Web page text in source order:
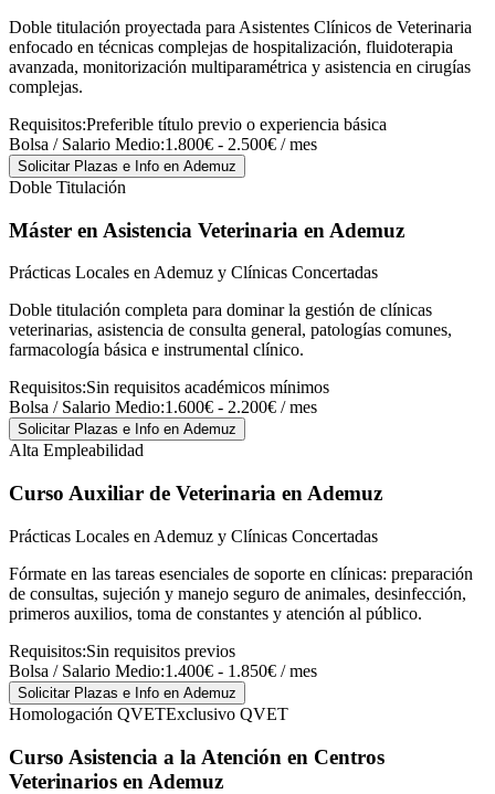
Doble titulación proyectada para Asistentes Clínicos de Veterinaria
enfocado en técnicas complejas de hospitalización, fluidoterapia
avanzada, monitorización multiparamétrica y asistencia en cirugías
complejas.
Requisitos:Preferible título previo o experiencia básica
Bolsa / Salario Medio:1.800€ - 2.500€ / mes
Solicitar Plazas e Info en Ademuz
Doble Titulación
Máster en Asistencia Veterinaria en Ademuz
Prácticas Locales en Ademuz y Clínicas Concertadas
Doble titulación completa para dominar la gestión de clínicas
veterinarias, asistencia de consulta general, patologías comunes,
farmacología básica e instrumental clínico.
Requisitos:Sin requisitos académicos mínimos
Bolsa / Salario Medio:1.600€ - 2.200€ / mes
Solicitar Plazas e Info en Ademuz
Alta Empleabilidad
Curso Auxiliar de Veterinaria en Ademuz
Prácticas Locales en Ademuz y Clínicas Concertadas
Fórmate en las tareas esenciales de soporte en clínicas: preparación
de consultas, sujeción y manejo seguro de animales, desinfección,
primeros auxilios, toma de constantes y atención al público.
Requisitos:Sin requisitos previos
Bolsa / Salario Medio:1.400€ - 1.850€ / mes
Solicitar Plazas e Info en Ademuz
Homologación QVETExclusivo QVET
Curso Asistencia a la Atención en Centros
Veterinarios en Ademuz